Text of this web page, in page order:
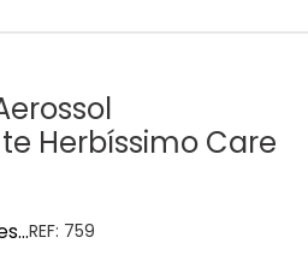
Herbíssimo Care
REF: 759